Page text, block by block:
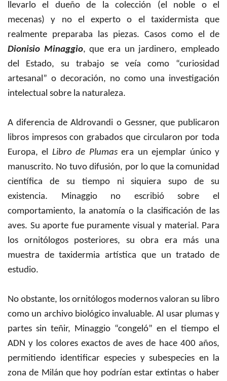
llevarlo el dueño de la colección (el noble o el
mecenas) y no el experto o el taxidermista que
realmente preparaba las piezas. Casos como el de
Dionisio Minaggio, que era un jardinero, empleado
del Estado, su trabajo se veía como “curiosidad
artesanal” o decoración, no como una investigación
intelectual sobre la naturaleza.
A diferencia de Aldrovandi o Gessner, que publicaron
libros impresos con grabados que circularon por toda
Europa, el Libro de Plumasera un ejemplar único y
manuscrito. No tuvo difusión, por lo que la comunidad
científica de su tiempo ni siquiera supo de su
existencia. Minaggio no escribió sobre el
comportamiento, la anatomía o la clasificación de las
aves. Su aporte fue puramente visual y material. Para
los ornitólogos posteriores, su obra era más una
muestra de taxidermia artística que un tratado de
estudio.
No obstante, los ornitólogos modernos valoran su libro
como un archivo biológico invaluable. Al usar plumas y
partes sin teñir, Minaggio “congeló” en el tiempo el
ADN y los colores exactos de aves de hace 400 años,
permitiendo identificar especies y subespecies en la
zona de Milán que hoy podrían estar extintas o haber